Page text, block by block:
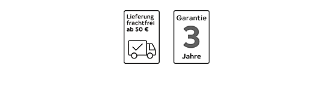
Material Standrohr
SCHÄFER Dekorsystem
Schirmhalter